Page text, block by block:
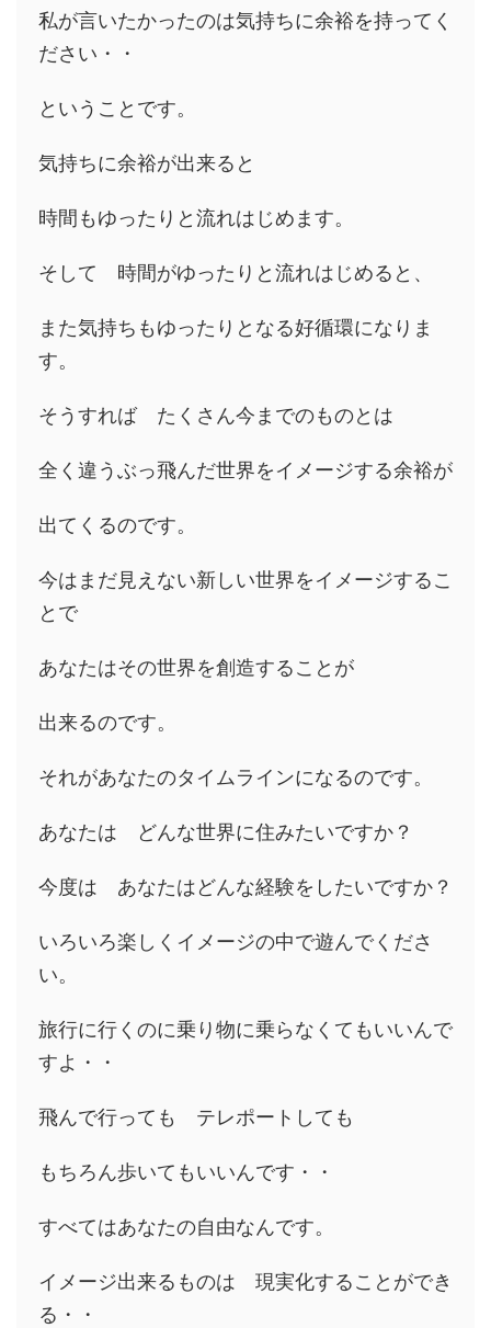
私が言いたかったのは気持ちに余裕を持ってく
ださい・・
ということです。
気持ちに余裕が出来ると
時間もゆったりと流れはじめます。
そして 時間がゆったりと流れはじめると、
また気持ちもゆったりとなる好循環になりま
す。
そうすれば たくさん今までのものとは
全く違うぶっ飛んだ世界をイメージする余裕が
出てくるのです。
今はまだ見えない新しい世界をイメージするこ
とで
あなたはその世界を創造することが
出来るのです。
それがあなたのタイムラインになるのです。
あなたは どんな世界に住みたいですか？
今度は あなたはどんな経験をしたいですか？
いろいろ楽しくイメージの中で遊んでくださ
い。
旅行に行くのに乗り物に乗らなくてもいいんで
すよ・・
飛んで行っても テレポートしても
もちろん歩いてもいいんです・・
すべてはあなたの自由なんです。
イメージ出来るものは 現実化することができ
る・・